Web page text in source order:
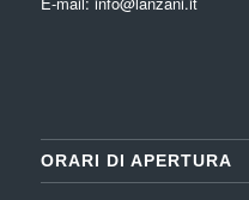
ORARI DI APERTURA